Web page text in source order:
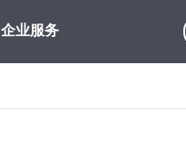
企业服务